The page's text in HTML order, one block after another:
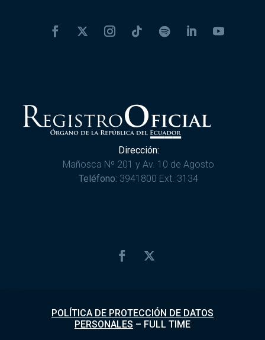
Dirección:
Mañosca Nº 201 y Av. 10 de Agosto
Teléfono: 3941800 Ext. 3134
POLÍTICA DE PROTECCIÓN DE DATOS
PERSONALES – FULL TIME